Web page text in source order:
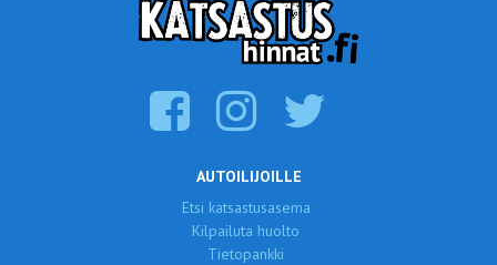
AUTOILIJOILLE
Etsi katsastusasema
Kilpailuta huolto
Tietopankki